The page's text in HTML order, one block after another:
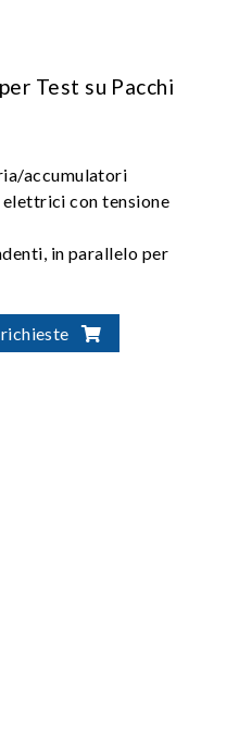
Test su Pacchi
accumulatori
con tensione
in parallelo per